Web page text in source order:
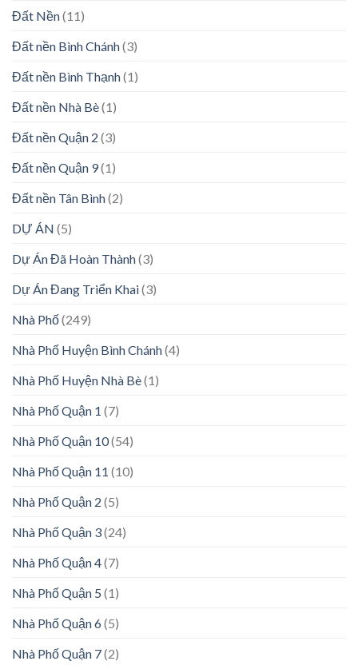
Đất Nền(11)
Đất nền Bình Chánh(3)
Đất nền Bình Thạnh(1)
Đất nền Nhà Bè(1)
Đất nền Quận 2 (3)
Đất nền Quận 9(1)
Đất nền Tân Bình(2)
DỰ ÁN (5)
Dự Án Đã Hoàn Thành(3)
Dự Án Đang Triển Khai(3)
Nhà Phố(249)
Nhà Phố Huyện Bình Chánh(4)
Nhà Phố Huyện Nhà Bè(1)
Nhà Phố Quận 1 (7)
Nhà Phố Quận 10(54)
Nhà Phố Quận 11 (10)
Nhà Phố Quận 2 (5)
Nhà Phố Quận 3(24)
Nhà Phố Quận 4(7)
Nhà Phố Quận 5 (1)
Nhà Phố Quận 6(5)
Nhà Phố Quận 7(2)